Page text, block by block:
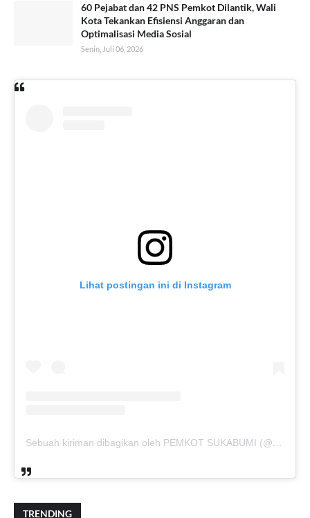
60 Pejabat dan 42 PNS Pemkot Dilantik, Wali
Kota Tekankan Efisiensi Anggaran dan
Optimalisasi Media Sosial
Senin, Juli 06, 2026
Lihat postingan ini di Instagram
Sebuah kiriman dibagikan oleh PEMKOT SUKABUMI (@pemkotsukabumi_)
TRENDING